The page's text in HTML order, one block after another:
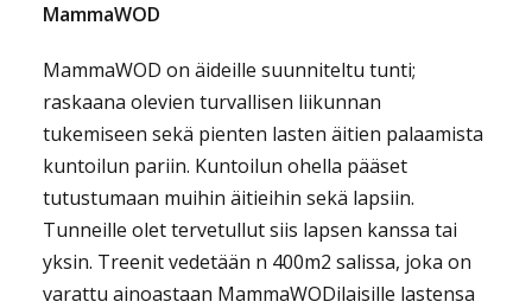
MammaWOD
MammaWOD on äideille suunniteltu tunti;
raskaana olevien turvallisen liikunnan
tukemiseen sekä pienten lasten äitien palaamista
kuntoilun pariin. Kuntoilun ohella pääset
tutustumaan muihin äitieihin sekä lapsiin.
Tunneille olet tervetullut siis lapsen kanssa tai
yksin. Treenit vedetään n 400m2 salissa, joka on
varattu ainoastaan MammaWODilaisille lastensa